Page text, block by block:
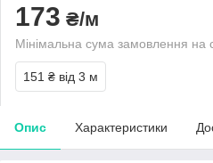
173 ₴/м
Мінімальна сума замовлення на
151 ₴ від 3 м
Опис Характеристики